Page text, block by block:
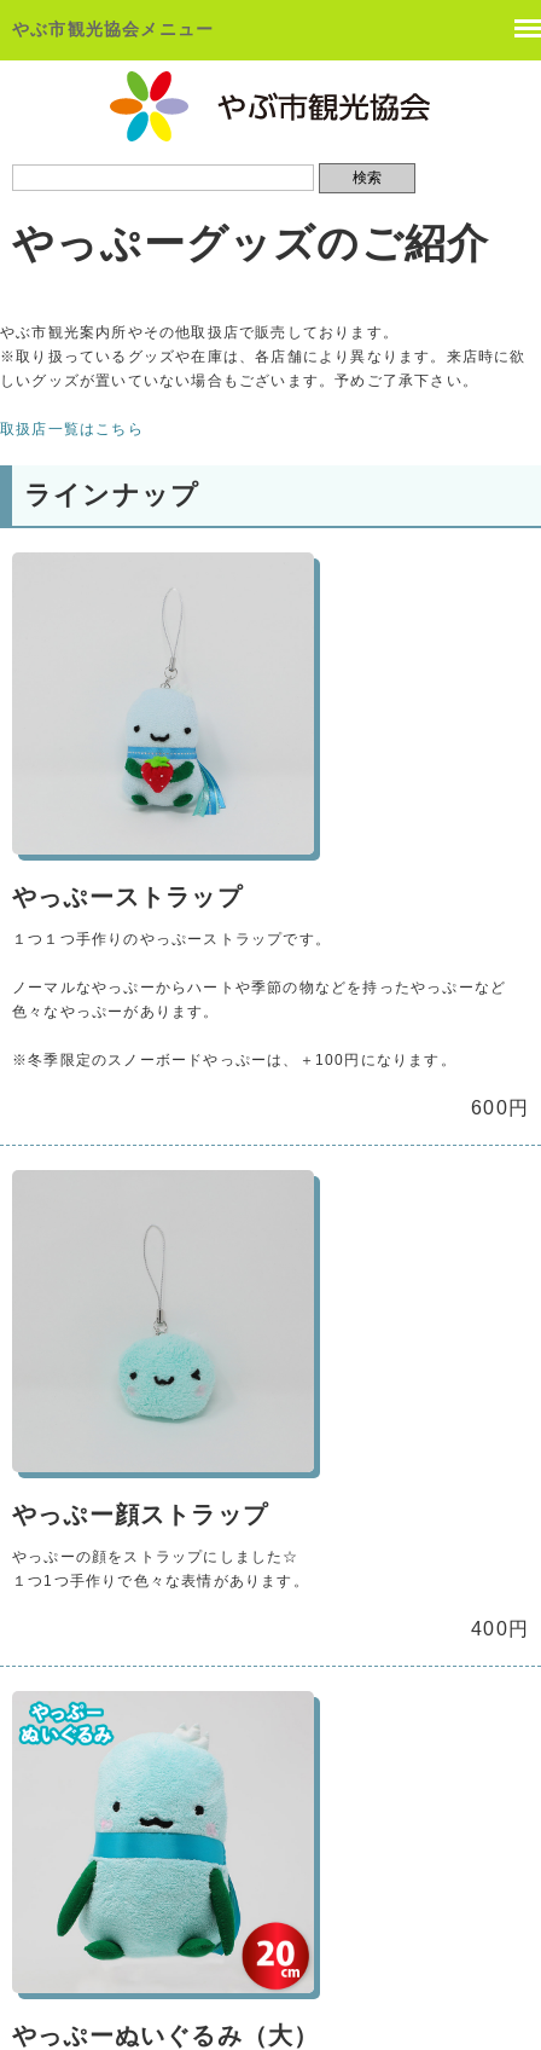
やぶ市観光協会メニュー
やっぷーグッズのご紹介
やぶ市観光案内所やその他取扱店で販売しております。
※取り扱っているグッズや在庫は、各店舗により異なります。来店時に欲
しいグッズが置いていない場合もございます。予めご了承下さい。
取扱店一覧はこちら
ラインナップ
やっぷーストラップ
１つ１つ手作りのやっぷーストラップです。
ノーマルなやっぷーからハートや季節の物などを持ったやっぷーなど
色々なやっぷーがあります。
※冬季限定のスノーボードやっぷーは、＋100円になります。
600円
やっぷー顔ストラップ
やっぷーの顔をストラップにしました☆
１つ1つ手作りで色々な表情があります。
400円
やっぷーぬいぐるみ（大）